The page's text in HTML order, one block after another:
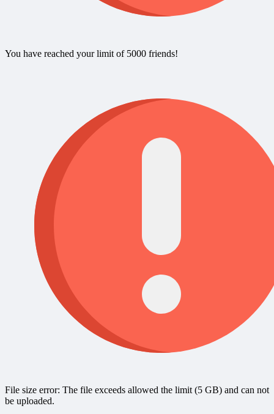
You have reached your limit of 5000 friends!
File size error: The file exceeds allowed the limit (5 GB) and can not
be uploaded.